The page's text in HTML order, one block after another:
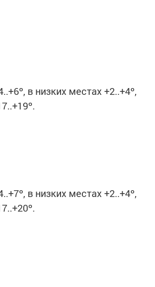
в низких местах +2..+4º,
в низких местах +2..+4º,